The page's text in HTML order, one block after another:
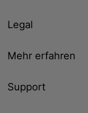
Legal
Mehr erfahren
Support